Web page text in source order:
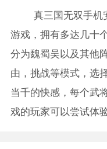
真三国无双手机
游戏，拥有多达几十
分为魏蜀吴以及其他
由，挑战等模式，选
当千的快感，每个武
戏的玩家可以尝试体